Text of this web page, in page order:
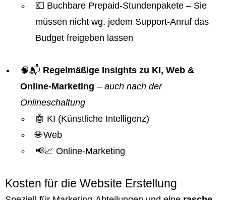
💶 Buchbare Prepaid-Stundenpakete – Sie
müssen nicht wg. jedem Support-Anruf das
Budget freigeben lassen
🧠📬 Regelmäßige Insights zu KI, Web &
Online-Marketing – auch nach der
Onlineschaltung
🤖 KI (Künstliche Intelligenz)
🌐 Web
📢📈 Online-Marketing
Kosten für die Website Erstellung